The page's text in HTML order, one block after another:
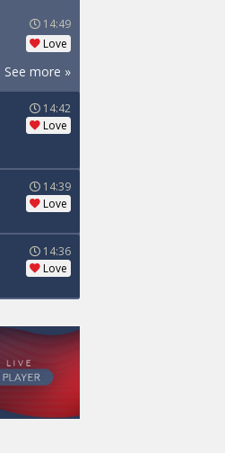
14:49
Love
See more »
14:42
Love
14:39
Love
14:36
Love